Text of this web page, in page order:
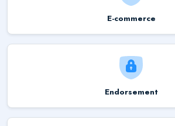
E-commerce
Endorsement